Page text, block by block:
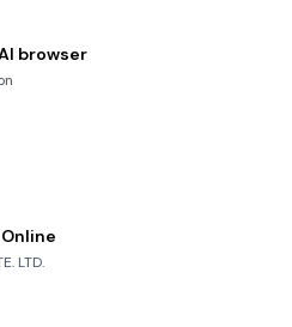
browser
LTD.